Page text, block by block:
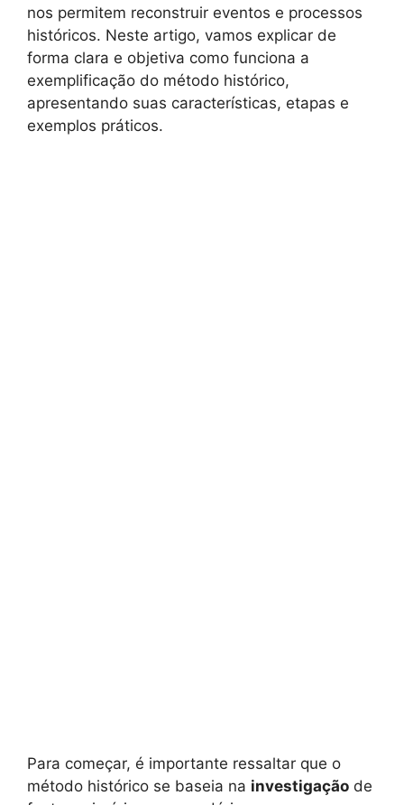
nos permitem reconstruir eventos e processos
históricos. Neste artigo, vamos explicar de
forma clara e objetiva como funciona a
exemplificação do método histórico,
apresentando suas características, etapas e
exemplos práticos.
Para começar, é importante ressaltar que o
método histórico se baseia na investigação de